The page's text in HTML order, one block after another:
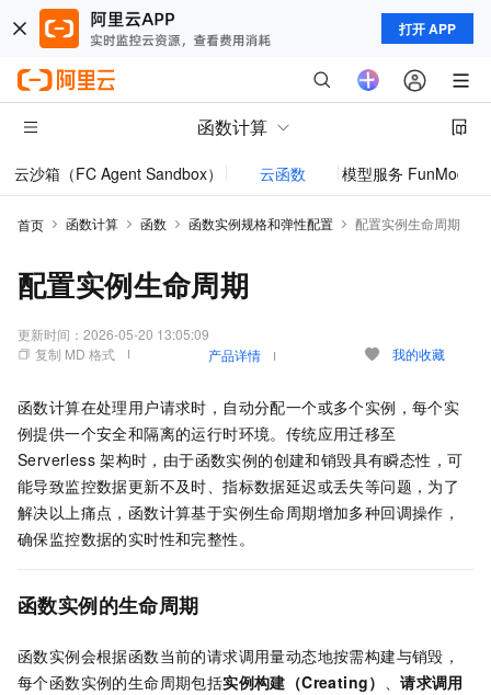
打开 APP
函数计算
云沙箱（FC Agent Sandbox） 云函数 模型服务 FunModel
首页 函数计算 函数 函数实例规格和弹性配置 配置实例生命周期
配置实例生命周期
更新时间： 2026-05-20 13:05:09
复制 MD 格式
产品详情 我的收藏
函数计算在处理用户请求时，自动分配一个或多个实例，每个实
例提供一个安全和隔离的运行时环境。传统应用迁移至
Serverless 架构时，由于函数实例的创建和销毁具有瞬态性，可
能导致监控数据更新不及时、指标数据延迟或丢失等问题，为了
解决以上痛点， 函数计算基于实例生命周期增加多种回调操作，
确保监控数据的实时性和完整性。
函数实例的生命周期
函数实例会根据函数当前的请求调用量动态地按需构建与销毁，
每个函数实例的生命周期包括实例构建（Creating） 、请求调用